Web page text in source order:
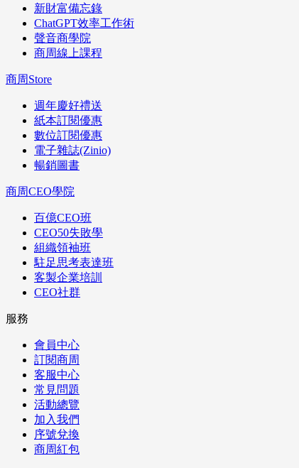
新財富備忘錄
ChatGPT效率工作術
聲音商學院
商周線上課程
商周Store
週年慶好禮送
紙本訂閱優惠
數位訂閱優惠
電子雜誌(Zinio)
暢銷圖書
商周CEO學院
百億CEO班
CEO50失敗學
組織領袖班
駐足思考表達班
客製企業培訓
CEO社群
服務
會員中心
訂閱商周
客服中心
常見問題
活動總覽
加入我們
序號兌換
商周紅包